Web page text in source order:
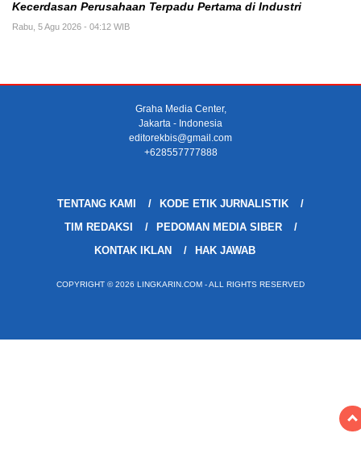
Kecerdasan Perusahaan Terpadu Pertama di Industri
Rabu, 5 Agu 2026 - 04:12 WIB
Graha Media Center,
Jakarta - Indonesia
editorekbis@gmail.com
+628557777888
TENTANG KAMI
KODE ETIK JURNALISTIK
TIM REDAKSI
PEDOMAN MEDIA SIBER
KONTAK IKLAN
HAK JAWAB
COPYRIGHT © 2026 LINGKARIN.COM - ALL RIGHTS RESERVED